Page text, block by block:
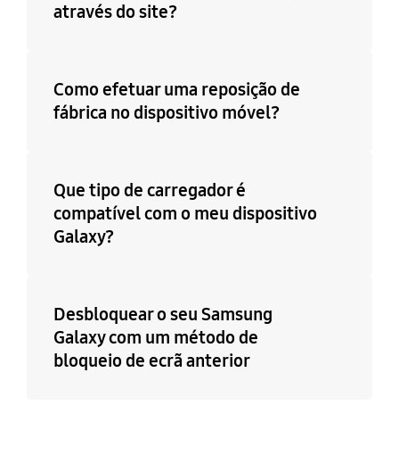
através do site?
Como efetuar uma reposição de
fábrica no dispositivo móvel?
Que tipo de carregador é
compatível com o meu dispositivo
Galaxy?
Desbloquear o seu Samsung
Galaxy com um método de
bloqueio de ecrã anterior